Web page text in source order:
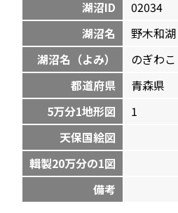
湖沼ID
02034
湖沼名
野木和湖
湖沼名（よみ）
のぎわこ
都道府県
青森県
5万分1地形図
1
天保国絵図
輯製20万分の1図
備考